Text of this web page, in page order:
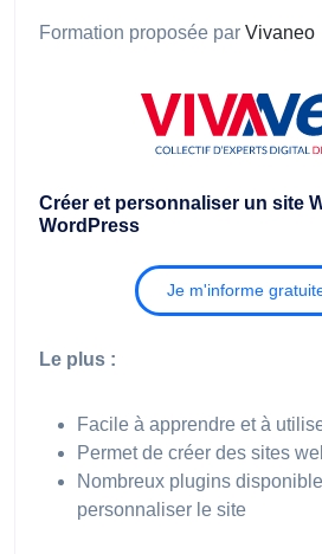
Formation proposée par Vivaneo
Créer et personnaliser un site
WordPress
Je m'informe
Le plus :
Facile à apprendre et à
Permet de créer des sites
Nombreux plugins
personnaliser le site